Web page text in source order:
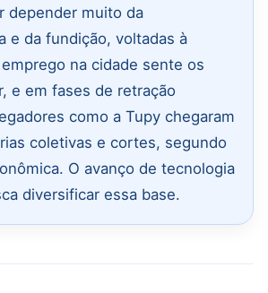
depender muito da
e da fundição, voltadas à
na cidade sente os
e em fases de retração
como a Tupy chegaram
coletivas e cortes, segundo
O avanço de tecnologia
diversificar essa base.